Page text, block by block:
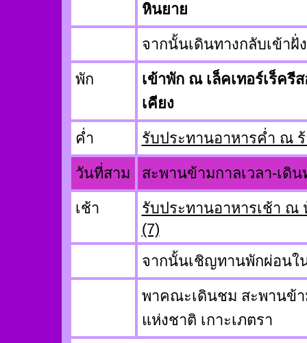
หินยาย
จากนั้นเดินทางกลับเข้าฝั่ง
พัก
เข้าพัก ณ เล็คเทอร์เร็ครี
เคียง
ค่ำ รับประทานอาหารค่ำ ณ
วันที่สาม สะพานข้ามกาลเวลา-เดิน
เช้า
รับประทานอาหารเช้า ณ
(7)
จากนั้นเชิญทานพักผ่อนใ
พาคณะเดินชม สะพานข้า
แห่งชาติ เกาะเภตรา